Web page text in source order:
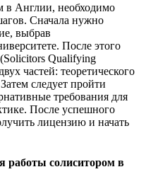
в Англии, необходимо
Сначала нужно
выбрав
После этого
Qualifying
частей: теоретического
следует пройти
требования для
После успешного
лицензию и начать
работы солиситором в